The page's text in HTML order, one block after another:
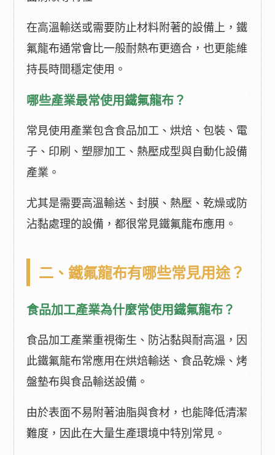
在高溫輸送或需要防止材料附著的設備上，鐵
氟龍布通常會比一般耐熱布更適合，也更能維
持長時間穩定使用。
哪些產業最常使用鐵氟龍布？
常見使用產業包含食品加工、烘焙、包裝、電
子、印刷、塑膠加工、熱壓成型與自動化設備
產業。
尤其是需要高溫輸送、封膜、熱壓、乾燥或防
沾黏處理的設備，都很常見鐵氟龍布應用。
二、鐵氟龍布有哪些常見用途？
食品加工產業為什麼常使用鐵氟龍布？
食品加工產業重視衛生、防沾黏與耐高溫，因
此鐵氟龍布常應用在烘焙輸送、食品乾燥、烤
盤墊布與食品輸送設備。
由於表面不易附著油脂與食材，也能降低清潔
難度，因此在大量生產環境中特別常見。